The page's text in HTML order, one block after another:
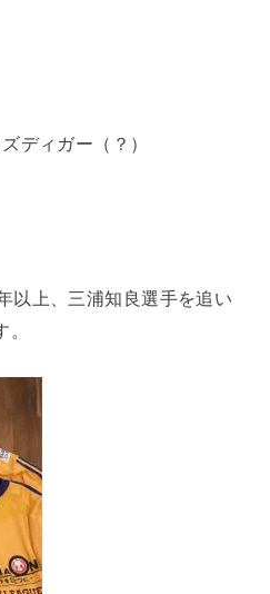
ディガー（？）
以上、三浦知良選手を追い